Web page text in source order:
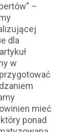
–
dla
w
mieć
który ponad